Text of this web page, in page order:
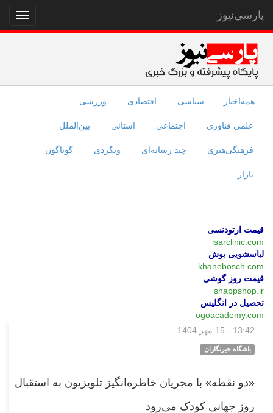
نمایش
منو
پارسی‌نیوز
همه‌اخبار سیاسی اقتصادی ورزشی
علمی فناوری اجتماعی استانی بین‌الملل
فرهنگی‌هنری چند رسانه‌ای وبگردی گوناگون
بازار
قیمت ارتودنسی
isarclinic.com
لباسشویی بوش
khanebosch.com
قیمت روز گوشی
snappshop.ir
تحصیل در انگلیس
ogoacademy.com
13:42 - 15 مهر 1404
باشگاه خبرنگاران
«دو نقطه» با مجریان خاطره‌انگیز تلویزیون به استقبال
روز جهانی کودک می‌رود